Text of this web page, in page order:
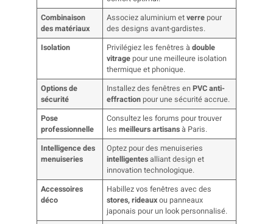
Combinaison
des matériaux
Associez aluminium etverre pour
des designs avant-gardistes.
Isolation
Privilégiez les fenêtres àdouble
vitragepour une meilleure isolation
thermique et phonique.
Options de
sécurité
Installez des fenêtres enPVC anti-
effraction pour une sécurité accrue.
Pose
professionnelle
Consultez les forums pour trouver
lesmeilleurs artisansà Paris.
Intelligence des
menuiseries
Optez pour des menuiseries
intelligentesalliant design et
innovation technologique.
Accessoires
déco
Habillez vos fenêtres avec des
stores, rideauxou panneaux
japonais pour un look personnalisé.